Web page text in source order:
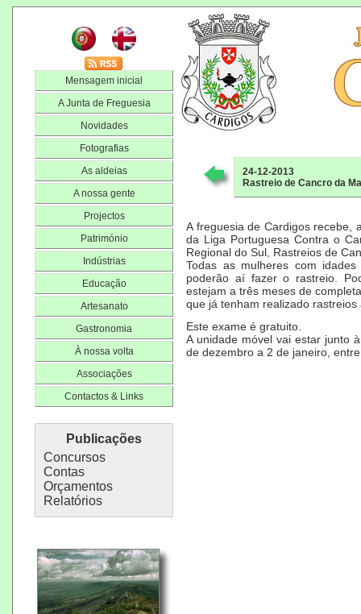
Mensagem inicial
A Junta de Freguesia
Novidades
Fotografias
As aldeias
A nossa gente
Projectos
Património
Indústrias
Educação
Artesanato
Gastronomia
À nossa volta
Associações
Contactos & Links
Publicações
Concursos
Contas
Orçamentos
Relatórios
24-12-2013
Rastreio de Cancro da
A freguesia de Cardigos recebe,
da Liga Portuguesa Contra o
Regional do Sul, Rastreios de
Todas as mulheres com
poderão aí fazer o rastreio.
estejam a três meses de
que já tenham realizado
Este exame é gratuito.
A unidade móvel vai estar junto
de dezembro a 2 de janeiro,